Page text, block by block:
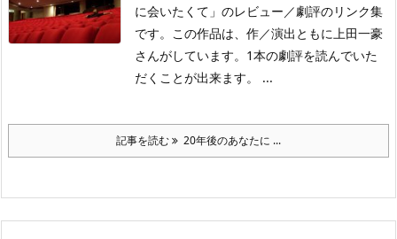
に会いたくて」のレビュー／劇評のリンク集
です。この作品は、作／演出ともに上田一豪
さんがしています。1本の劇評を読んでいた
だくことが出来ます。 ...
記事を読む 20年後のあなたに ...